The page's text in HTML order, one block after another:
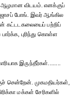
ஆழமான விடயம். எனக்குப்
ஜோசப் போங். இவர் ஆங்கில
கட்டடகலையைப் பற்றிப்
புரிந்து கொள்ள
இருந்தீர்கள்........
சென்றேன். முகமதியர்கள்,
மக்கள் சேரிகளில்